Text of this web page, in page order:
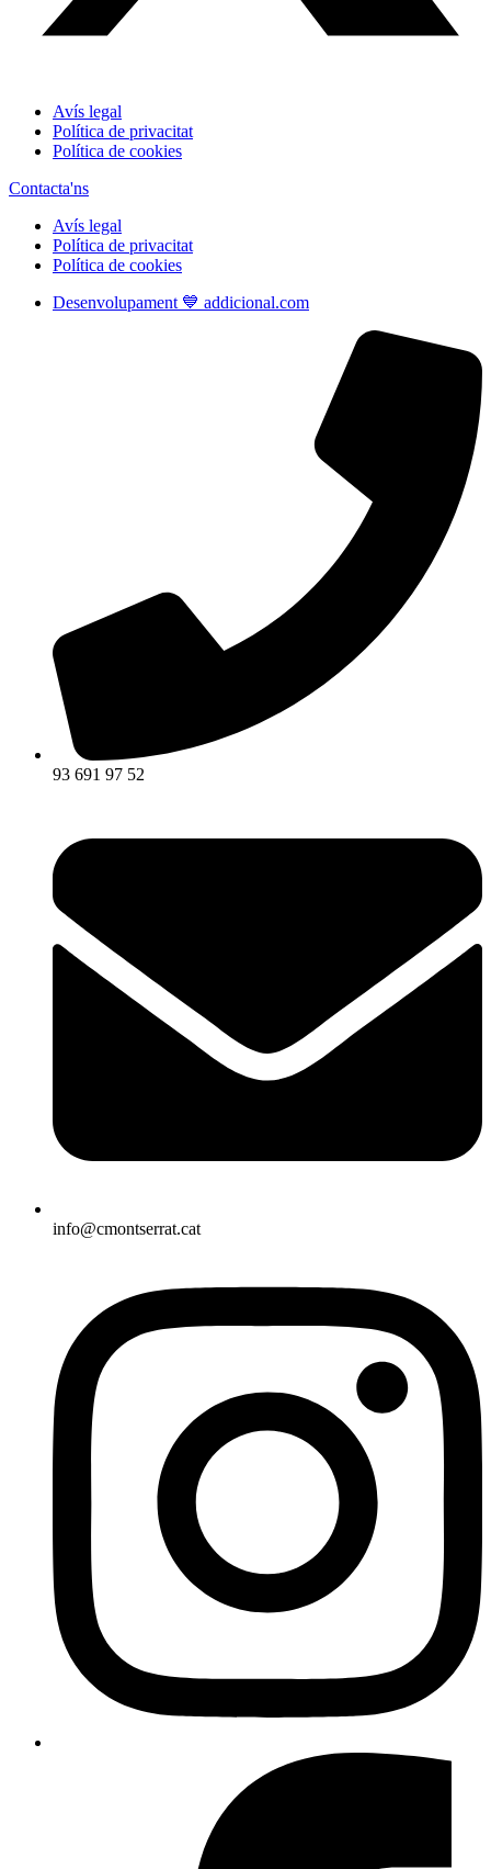
Avís legal
Política de privacitat
Política de cookies
Contacta'ns
Avís legal
Política de privacitat
Política de cookies
Desenvolupament 💙 addicional.com
93 691 97 52
info@cmontserrat.cat